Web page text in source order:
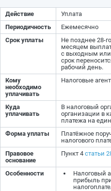
Действие
Уплата
Периодичность
Ежемесячно
Срок уплаты
Не позднее 28-
месяцем
с выходным
срок
рабочий день.
Кому
необходимо
уплачивать
Налоговые
Куда
уплачивать
В налоговый
организации в
платежа на
Форма уплаты
Платёжное
налогового
Правовое
основание
Пункт 4 статьи
Особенности
Налоговый
прибыль